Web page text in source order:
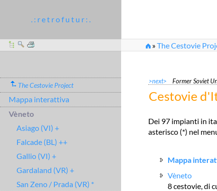
. : r e t r o f u t u r : .
»The Cestovie
The Cestovie Project
Mappa interattiva
Vèneto
Asiago (VI) +
Falcade (BL) ++
Gallio (VI) +
Gardaland (VR) +
San Zeno / Prada (VR) *
>next> Former Soviet
Cestovie
Dei 97 impianti in
asterisco (*) nel
Mappa
Vèneto
8 cestovie, di